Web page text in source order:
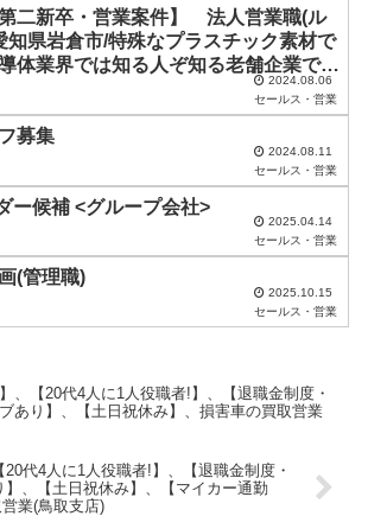
第二新卒・営業案件】 法人営業職(ル
知県岩倉市/特殊なプラスチック素材で
体業界では知る人ぞ知る老舗企業で
2024.08.06
セールス・営業
募集
2024.08.11
セールス・営業
ー候補 <グループ会社>
2025.04.14
セールス・営業
(管理職)
2025.10.15
セールス・営業
】、【20代4人に1人役職者!】、【退職金制度・
あり】、【土日祝休み】、損害車の買取営業
20代4人に1人役職者!】、【退職金制度・
】、【土日祝休み】、【マイカー通勤
業(鳥取支店)